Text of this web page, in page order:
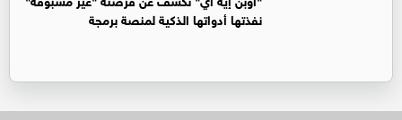
نفذتها أدواتها الذكية لمنصة برمجة